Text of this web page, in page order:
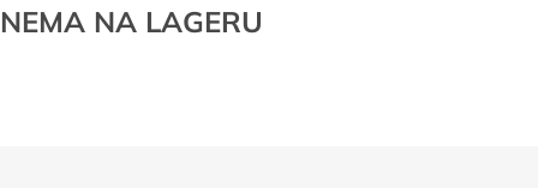
NEMA NA LAGERU